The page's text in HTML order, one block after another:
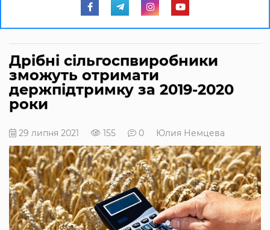
Дрібні сільгоспвиробники
зможуть отримати
держпідтримку за 2019-2020
роки
29 липня 2021 155 0 Юлия Немцева